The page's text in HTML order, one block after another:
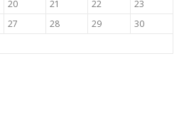
20 21 22
23
27 28 29
30